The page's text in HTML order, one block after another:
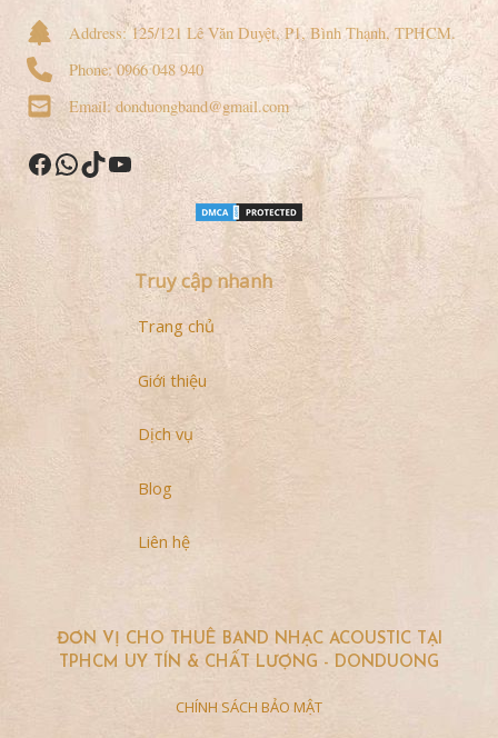
Address: 125/121 Lê Văn Duyệt, P1, Bình Thạnh, TPHCM.
Phone: 0966 048 940
Email: donduongband@gmail.com
Facebook
WhatsApp
TikTok
YouTube
Truy cập nhanh
Trang chủ
Giới thiệu
Dịch vụ
Blog
Liên hệ
ĐƠN VỊ CHO THUÊ BAND NHẠC ACOUSTIC TẠI
TPHCM UY TÍN & CHẤT LƯỢNG - DONDUONG
CHÍNH SÁCH BẢO MẬT